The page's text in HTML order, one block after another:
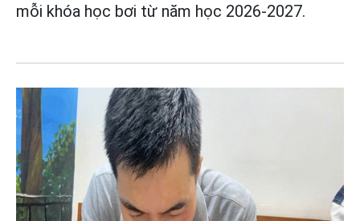
mỗi khóa học bơi từ năm học 2026-2027.